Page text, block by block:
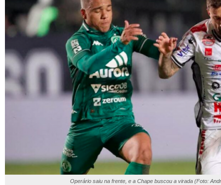
Operário saiu na frente, e a Chape buscou a virada (Foto: